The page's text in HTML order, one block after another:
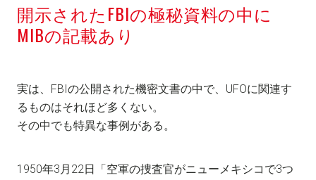
開示されたFBIの極秘資料の中に
MIBの記載あり
実は、FBIの公開された機密文書の中で、UFOに関連す
るものはそれほど多くない。
その中でも特異な事例がある。
1950年3月22日「空軍の捜査官がニューメキシコで3つ